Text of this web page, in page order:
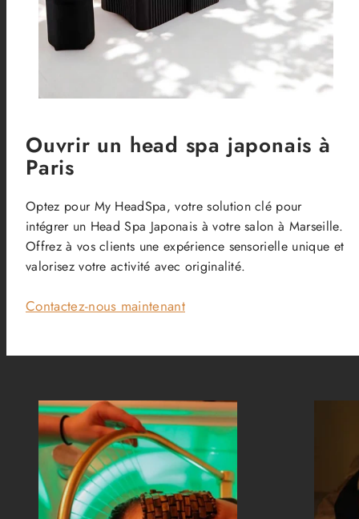
Ouvrir un head spa japonais à
Paris
Optez pour My HeadSpa, votre solution clé pour
intégrer un Head Spa Japonais à votre salon à Marseille.
Offrez à vos clients une expérience sensorielle unique et
valorisez votre activité avec originalité.
Contactez-nous maintenant